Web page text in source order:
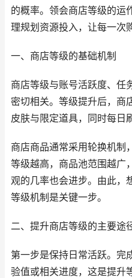
的概率。领会商店等级的运
理规划资源投入，让每一次
一、商店等级的基础机制
商店等级与账号活跃度、任
密切相关。等级提升后，商
皮肤与限定道具，同时每日
商店商品通常采用轮换机制
等级越高，商品池范围越广
观的几率也会进步。由此，
等级机制是关键一步。
二、提升商店等级的主要途
第一步是保持日常活跃。完
验值或相关进度，这是提升